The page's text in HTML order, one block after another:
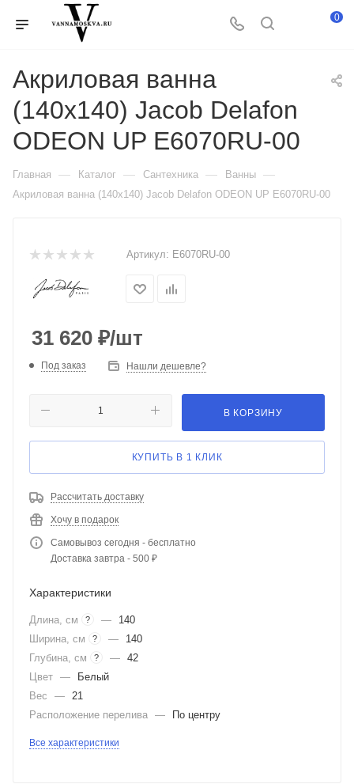
0
Акриловая ванна
(140х140) Jacob Delafon
ODEON UP E6070RU-00
Главная — Каталог — Сантехника — Ванны —
Акриловая ванна (140х140) Jacob Delafon ODEON UP E6070RU-00
Артикул: E6070RU-00
31 620 ₽/шт
Под заказ Нашли дешевле?
В КОРЗИНУ
КУПИТЬ В 1 КЛИК
Рассчитать доставку
Хочу в подарок
Самовывоз сегодня - бесплатно
Доставка завтра - 500 ₽
Характеристики
Длина, см ? —
140
Ширина, см
? —
140
Глубина, см
? — 42
Цвет —
Белый
Вес
—
21
Расположение перелива — По центру
Все характеристики